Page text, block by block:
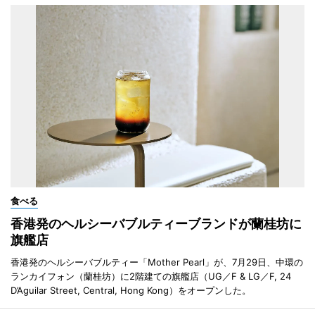
食べる
香港発のヘルシーバブルティーブランドが蘭桂坊に
旗艦店
香港発のヘルシーバブルティー「Mother Pearl」が、7月29日、中環の
ランカイフォン（蘭桂坊）に2階建ての旗艦店（UG／F & LG／F, 24
D’Aguilar Street, Central, Hong Kong）をオープンした。